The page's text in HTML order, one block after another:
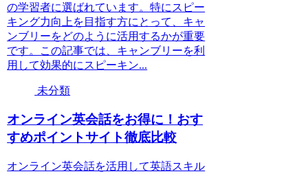
の学習者に選ばれています。特にスピー
キング力向上を目指す方にとって、キャ
ンブリーをどのように活用するかが重要
です。この記事では、キャンブリーを利
用して効果的にスピーキン...
未分類
オンライン英会話をお得に！おす
すめポイントサイト徹底比較
オンライン英会話を活用して英語スキル